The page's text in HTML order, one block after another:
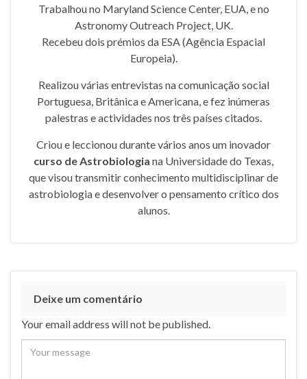
Trabalhou no Maryland Science Center, EUA, e no
Astronomy Outreach Project, UK.
Recebeu dois prémios da ESA (Agência Espacial
Europeia).
Realizou várias entrevistas na comunicação social
Portuguesa, Britânica e Americana, e fez inúmeras
palestras e actividades nos três países citados.
Criou e leccionou durante vários anos um inovador
curso de Astrobiologia na Universidade do Texas,
que visou transmitir conhecimento multidisciplinar de
astrobiologia e desenvolver o pensamento crítico dos
alunos.
Deixe um comentário
Your email address will not be published.